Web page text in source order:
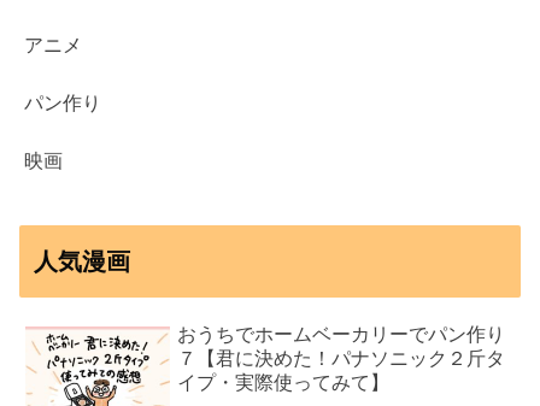
アニメ
パン作り
映画
人気漫画
おうちでホームベーカリーでパン作り
７【君に決めた！パナソニック２斤タ
イプ・実際使ってみて】